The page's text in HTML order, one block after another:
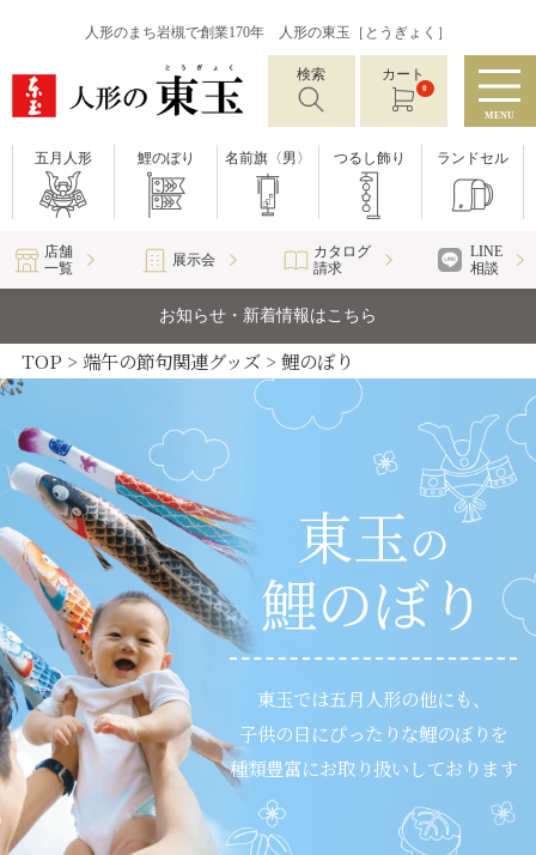
人形のまち岩槻で創業170年 人形の東玉［とうぎょく］
検索 カート
0
MENU
五月人形 鯉のぼり 名前旗〈男〉 つるし飾り ランドセル
店舗
一覧
展示会
カタログ
請求
LINE
相談
お知らせ・新着情報はこちら
TOP 端午の節句関連グッズ 鯉のぼり
東玉の
鯉のぼり
東玉では五月人形の他にも、
子供の日にぴったりな鯉のぼりを
種類豊富にお取り扱いしております